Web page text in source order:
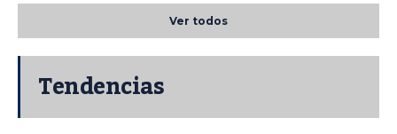
Ver todos
Tendencias